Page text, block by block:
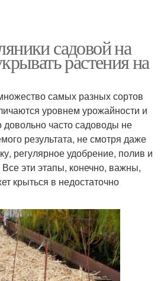
садовой на
растения на
самых разных сортов
уровнем урожайности и
часто садоводы не
результата, не смотря даже
регулярное удобрение, полив и
Все эти этапы, конечно, важны,
крыться в недостаточно